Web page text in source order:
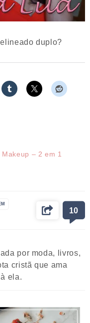
duplo?
Makeup – 2 em 1
10
por moda, livros,
cristã que ama
ela.